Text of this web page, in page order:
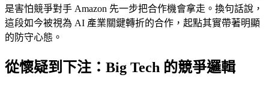
是害怕競爭對手 Amazon 先一步把合作機會拿走。換句話說，
這段如今被視為 AI 產業關鍵轉折的合作，起點其實帶著明顯
的防守心態。
從懷疑到下注：Big Tech 的競爭邏輯